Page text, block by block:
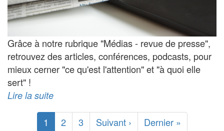
Grâce à notre rubrique "Médias - revue de presse",
retrouvez des articles, conférences, podcasts, pour
mieux cerner "ce qu'est l'attention" et "à quoi elle
sert" !
Lire la suite
Pagination
Page
1 Page
2 Page
3
Page
Suivant ›
Dernière
Dernier »